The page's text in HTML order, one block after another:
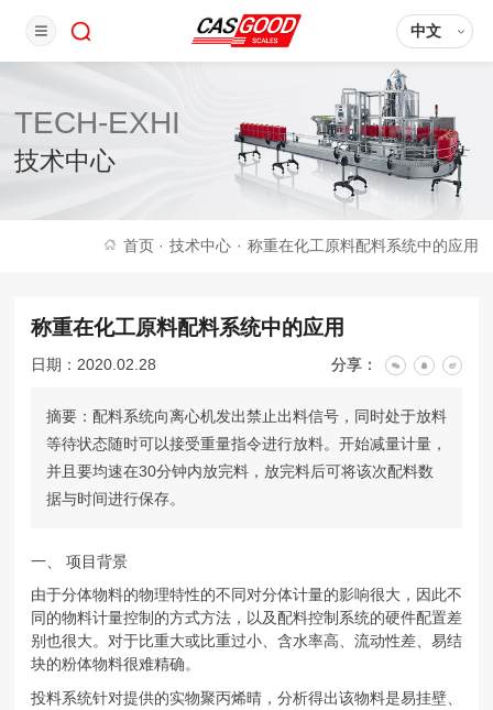
中文
TECH-EXHI
技术中心
首页 · 技术中心 · 称重在化工原料配料系统中的应用
称重在化工原料配料系统中的应用
日期：2020.02.28 分享：
摘要：配料系统向离心机发出禁止出料信号，同时处于放料
等待状态随时可以接受重量指令进行放料。开始减量计量，
并且要均速在30分钟内放完料，放完料后可将该次配料数
据与时间进行保存。
一、 项目背景
由于分体物料的物理特性的不同对分体计量的影响很大，因此不
同的物料计量控制的方式方法，以及配料控制系统的硬件配置差
别也很大。对于比重大或比重过小、含水率高、流动性差、易结
块的粉体物料很难精确。
投料系统针对提供的实物聚丙烯晴，分析得出该物料是易挂壁、